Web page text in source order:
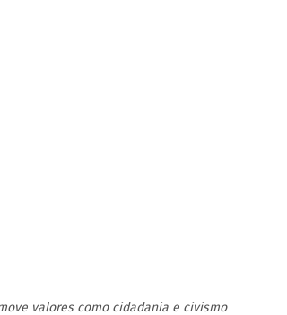
valores como cidadania e civismo